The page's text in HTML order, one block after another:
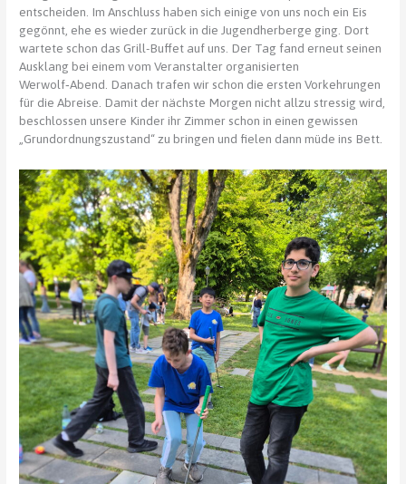
entscheiden. Im Anschluss haben sich einige von uns noch ein Eis
gegönnt, ehe es wieder zurück in die Jugendherberge ging. Dort
wartete schon das Grill-Buffet auf uns. Der Tag fand erneut seinen
Ausklang bei einem vom Veranstalter organisierten
Werwolf‑Abend. Danach trafen wir schon die ersten Vorkehrungen
für die Abreise. Damit der nächste Morgen nicht allzu stressig wird,
beschlossen unsere Kinder ihr Zimmer schon in einen gewissen
„Grundordnungszustand“ zu bringen und fielen dann müde ins Bett.